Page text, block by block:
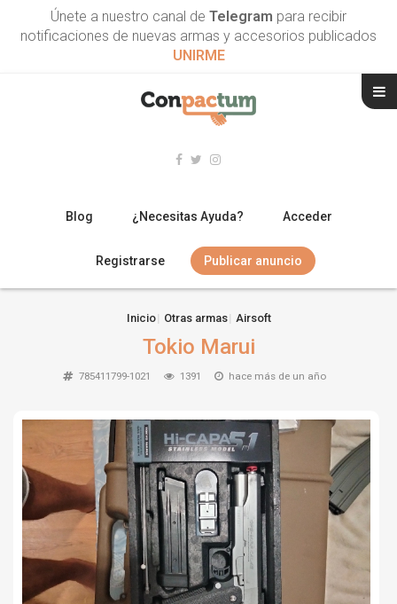
Únete a nuestro canal de Telegram para recibir
notificaciones de nuevas armas y accesorios publicados
UNIRME
Blog ¿Necesitas Ayuda? Acceder
Registrarse Publicar anuncio
ARMAS CORTAS
TIRO Y COMPETICIÓN
AIRE COMPRIMIDO
OTRAS ARMAS
ACCESORIOS
Inicio Otras armas Airsoft
Tokio Marui
785411799-1021 1391 hace más de un año